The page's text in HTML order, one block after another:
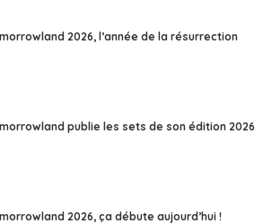
2026, l’année de la résurrection
publie les sets de son édition 2026
2026, ça débute aujourd’hui !